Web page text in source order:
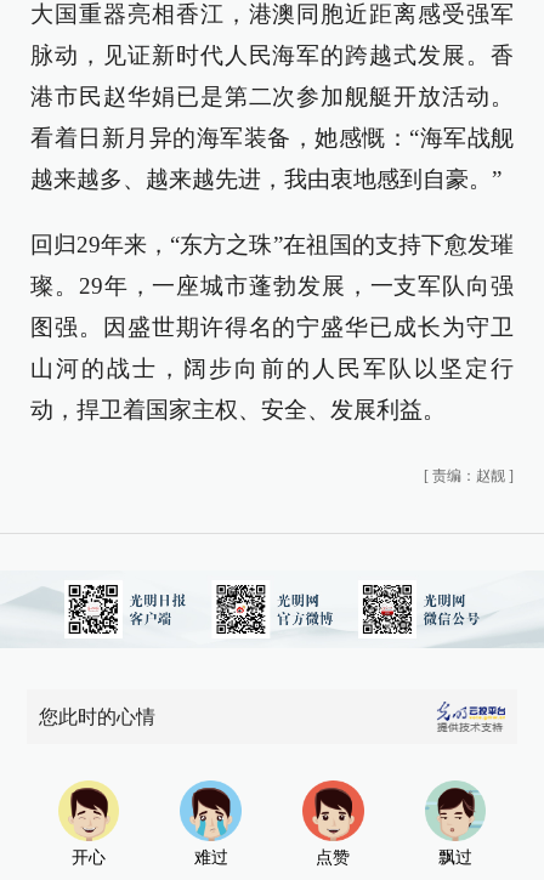
大国重器亮相香江，港澳同胞近距离感受强军
脉动，见证新时代人民海军的跨越式发展。香
港市民赵华娟已是第二次参加舰艇开放活动。
看着日新月异的海军装备，她感慨：“海军战舰
越来越多、越来越先进，我由衷地感到自豪。”
回归29年来，“东方之珠”在祖国的支持下愈发璀
璨。29年，一座城市蓬勃发展，一支军队向强
图强。因盛世期许得名的宁盛华已成长为守卫
山河的战士，阔步向前的人民军队以坚定行
动，捍卫着国家主权、安全、发展利益。
[ 责编：赵靓 ]
您此时的心情
开心 难过 点赞 飘过